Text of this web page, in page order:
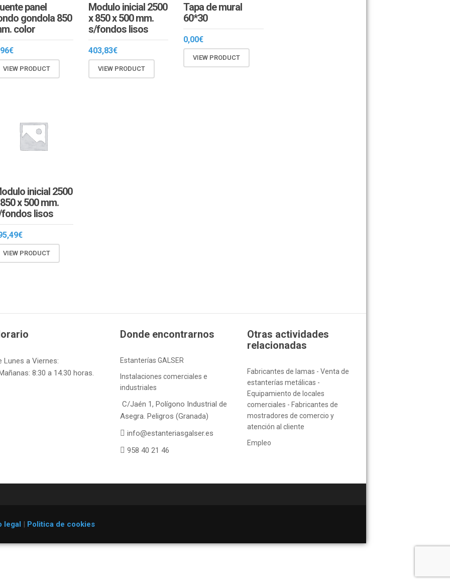
panel
gondola 850
color
€
VIEW PRODUCT
Modulo inicial 2500
x 850 x 500 mm.
s/fondos lisos
403,83€
VIEW PRODUCT
Tapa de mural
60*30
0,00€
VIEW PRODUCT
inicial 2500
x 500 mm.
lisos
€
VIEW PRODUCT
Lunes a Viernes:
8:30 a 14.30 horas.
Donde encontrarnos
Estanterías GALSER
Instalaciones comerciales e
industriales
C/Jaén 1, Polígono Industrial de
Asegra. Peligros (Granada)
info@estanteriasgalser.es
958 40 21 46
Otras actividades
relacionadas
Fabricantes de lamas - Venta de
estanterías metálicas -
Equipamiento de locales
comerciales - Fabricantes de
mostradores de comercio y
atención al cliente
Empleo
legal Politica de cookies